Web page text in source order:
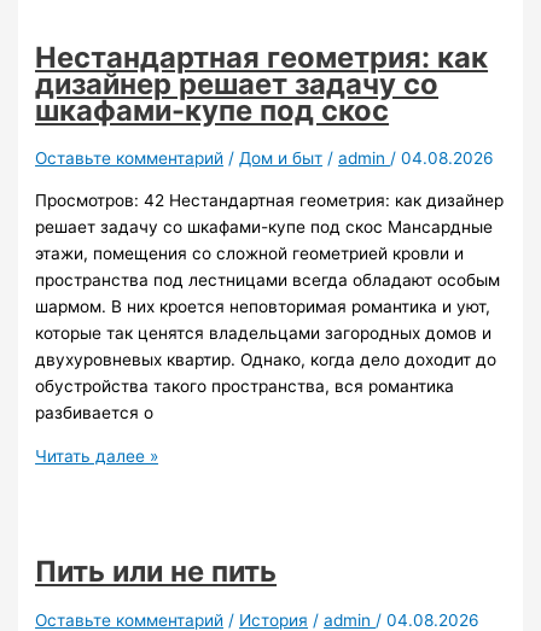
директор
муниципального
предприятия
потратила
на
квартиры
1
млн
рублей
Нестандартная геометрия: как
дизайнер решает задачу со
шкафами-купе под скос
Оставьте комментарий /Дом и быт /admin/04.08.2026
Просмотров: 42 Нестандартная геометрия: как дизайнер
решает задачу со шкафами-купе под скос Мансардные
этажи, помещения со сложной геометрией кровли и
пространства под лестницами всегда обладают особым
шармом. В них кроется неповторимая романтика и уют,
которые так ценятся владельцами загородных домов и
двухуровневых квартир. Однако, когда дело доходит до
обустройства такого пространства, вся романтика
разбивается о
Нестандартная
решает
задачу
со
Читать далее »
Пить или не пить
Оставьте комментарий / История /admin /04.08.2026